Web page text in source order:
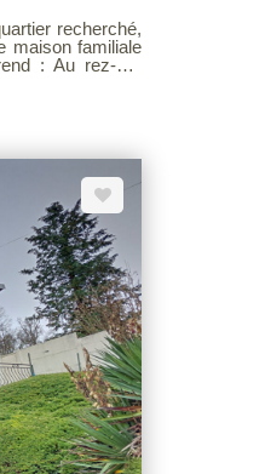
recherché,
maison familiale
: Au rez-de-
clos de 940m²